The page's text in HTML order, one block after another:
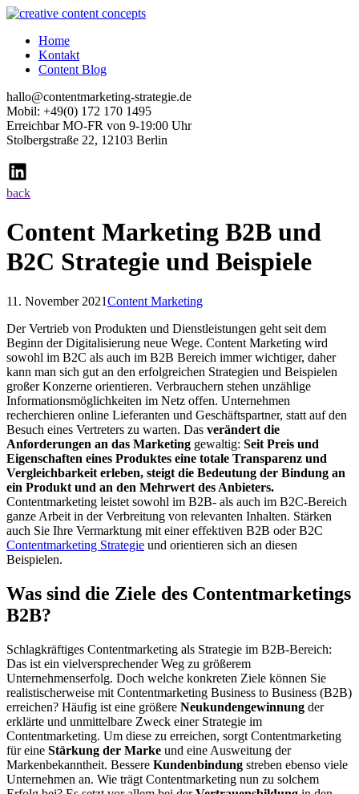
Home
Kontakt
Content Blog
hallo@contentmarketing-strategie.de
Mobil: +49(0) 172 170 1495
Erreichbar MO-FR von 9-19:00 Uhr
Stolbergstraße 22, 12103 Berlin
back
Content Marketing B2B und
B2C Strategie und Beispiele
11. November 2021Content Marketing
Der Vertrieb von Produkten und Dienstleistungen geht seit dem
Beginn der Digitalisierung neue Wege. Content Marketing wird
sowohl im B2C als auch im B2B Bereich immer wichtiger, daher
kann man sich gut an den erfolgreichen Strategien und Beispielen
großer Konzerne orientieren. Verbrauchern stehen unzählige
Informationsmöglichkeiten im Netz offen. Unternehmen
recherchieren online Lieferanten und Geschäftspartner, statt auf den
Besuch eines Vertreters zu warten. Das verändert die
Anforderungen an das Marketing gewaltig: Seit Preis und
Eigenschaften eines Produktes eine totale Transparenz und
Vergleichbarkeit erleben, steigt die Bedeutung der Bindung an
ein Produkt und an den Mehrwert des Anbieters.
Contentmarketing leistet sowohl im B2B- als auch im B2C-Bereich
ganze Arbeit in der Verbreitung von relevanten Inhalten. Stärken
auch Sie Ihre Vermarktung mit einer effektiven B2B oder B2C
Contentmarketing Strategie und orientieren sich an diesen
Beispielen.
Was sind die Ziele des Contentmarketings
B2B?
Schlagkräftiges Contentmarketing als Strategie im B2B-Bereich:
Das ist ein vielversprechender Weg zu größerem
Unternehmenserfolg. Doch welche konkreten Ziele können Sie
realistischerweise mit Contentmarketing Business to Business (B2B)
erreichen? Häufig ist eine größere Neukundengewinnung der
erklärte und unmittelbare Zweck einer Strategie im
Contentmarketing. Um diese zu erreichen, sorgt Contentmarketing
für eine Stärkung der Marke und eine Ausweitung der
Markenbekanntheit. Bessere Kundenbindung streben ebenso viele
Unternehmen an. Wie trägt Contentmarketing nun zu solchem